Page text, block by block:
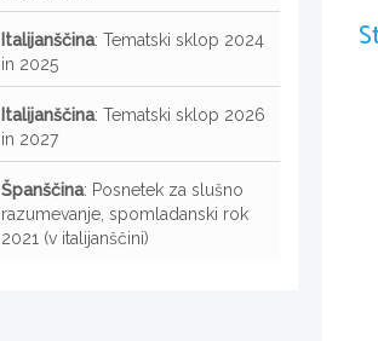
Italijanščina: Tematski sklop 2024
in 2025
Italijanščina: Tematski sklop 2026
in 2027
Španščina: Posnetek za slušno
razumevanje, spomladanski rok
2021 (v italijanščini)